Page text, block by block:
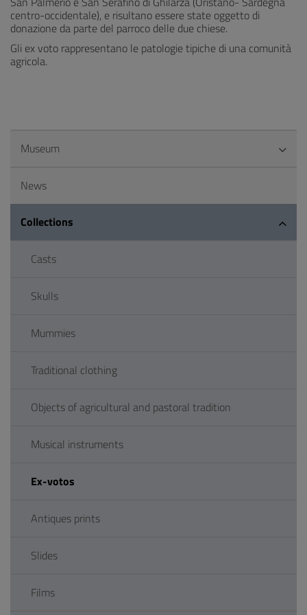
centro-occidentale), e risultano essere state oggetto di
donazione da parte del parroco delle due chiese.
Gli ex voto rappresentano le patologie tipiche di una comunità
agricola.
Museum
News
Collections
Casts
Skulls
Mummies
Traditional clothing
Objects of agricultural and pastoral tradition
Musical instruments
Ex-votos
Antiques prints
Slides
Films